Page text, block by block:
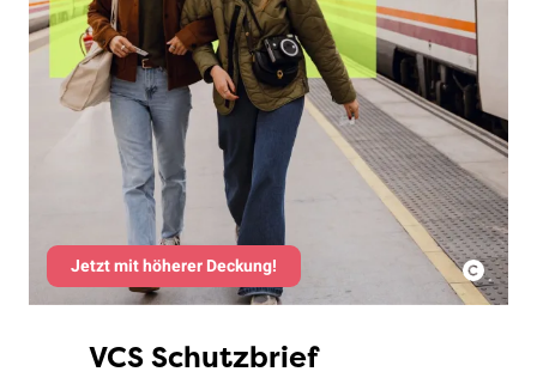
Jetzt mit höherer Deckung!
VCS Schutzbrief